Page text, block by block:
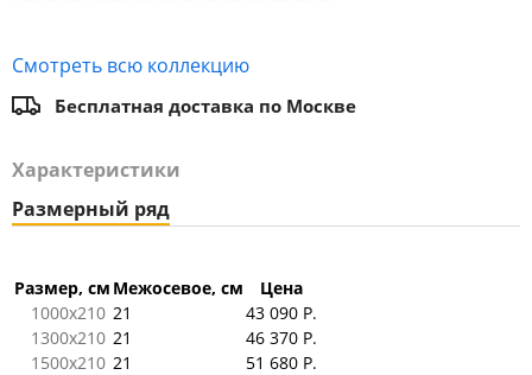
Смотреть всю коллекцию
Бесплатная доставка по Москве
Характеристики
Размерный ряд
Размер, см Межосевое, см
Цена
1000x210 21
43 090 Р.
1300x210 21
46 370 Р.
1500x210 21
51 680 Р.